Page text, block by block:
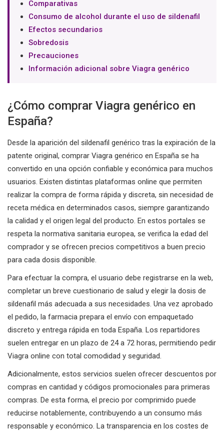
Comparativas
Consumo de alcohol durante el uso de sildenafil
Efectos secundarios
Sobredosis
Precauciones
Información adicional sobre Viagra genérico
¿Cómo comprar Viagra genérico en
España?
Desde la aparición del sildenafil genérico tras la expiración de la
patente original, comprar Viagra genérico en España se ha
convertido en una opción confiable y económica para muchos
usuarios. Existen distintas plataformas online que permiten
realizar la compra de forma rápida y discreta, sin necesidad de
receta médica en determinados casos, siempre garantizando
la calidad y el origen legal del producto. En estos portales se
respeta la normativa sanitaria europea, se verifica la edad del
comprador y se ofrecen precios competitivos a buen precio
para cada dosis disponible.
Para efectuar la compra, el usuario debe registrarse en la web,
completar un breve cuestionario de salud y elegir la dosis de
sildenafil más adecuada a sus necesidades. Una vez aprobado
el pedido, la farmacia prepara el envío con empaquetado
discreto y entrega rápida en toda España. Los repartidores
suelen entregar en un plazo de 24 a 72 horas, permitiendo pedir
Viagra online con total comodidad y seguridad.
Adicionalmente, estos servicios suelen ofrecer descuentos por
compras en cantidad y códigos promocionales para primeras
compras. De esta forma, el precio por comprimido puede
reducirse notablemente, contribuyendo a un consumo más
responsable y económico. La transparencia en los costes de